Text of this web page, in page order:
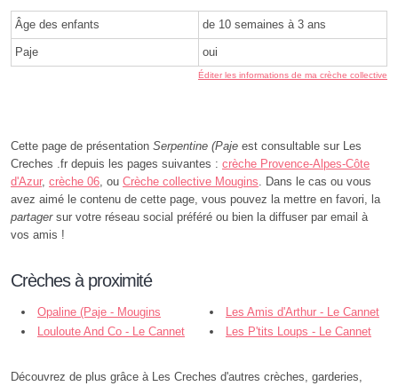
Âge des enfants de 10 semaines à 3 ans
Paje oui
Éditer les informations de ma crèche collective
Cette page de présentation Serpentine (Paje est consultable sur Les
Creches .fr depuis les pages suivantes : crèche Provence-Alpes-Côte
d'Azur, crèche 06 , ou Crèche collective Mougins . Dans le cas ou vous
avez aimé le contenu de cette page, vous pouvez la mettre en favori, la
partagersur votre réseau social préféré ou bien la diffuser par email à
vos amis !
Crèches à proximité
Opaline (Paje - Mougins
Les Amis d'Arthur - Le Cannet
Louloute And Co - Le Cannet
Les P'tits Loups - Le Cannet
Découvrez de plus grâce à Les Creches d'autres crèches, garderies,